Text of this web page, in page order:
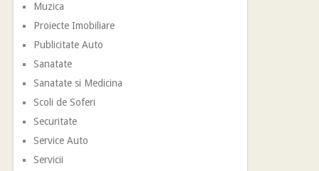
Muzica
Proiecte Imobiliare
Publicitate Auto
Sanatate
Sanatate si Medicina
Scoli de Soferi
Securitate
Service Auto
Servicii